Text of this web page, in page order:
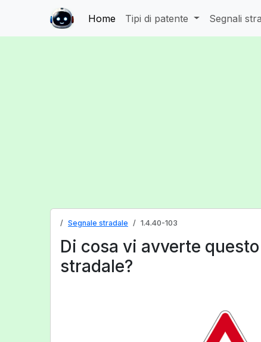
Home Tipi di patente Segnali
Segnale stradale 1.4.40-103
Di cosa vi avverte
stradale?